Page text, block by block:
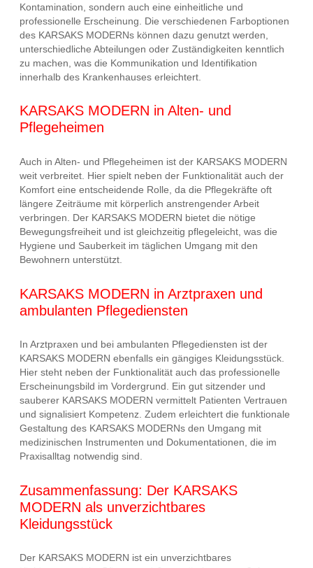
Kontamination, sondern auch eine einheitliche und
professionelle Erscheinung. Die verschiedenen Farboptionen
des KARSAKS MODERNs können dazu genutzt werden,
unterschiedliche Abteilungen oder Zuständigkeiten kenntlich
zu machen, was die Kommunikation und Identifikation
innerhalb des Krankenhauses erleichtert.
KARSAKS MODERN in Alten- und
Pflegeheimen
Auch in Alten- und Pflegeheimen ist der KARSAKS MODERN
weit verbreitet. Hier spielt neben der Funktionalität auch der
Komfort eine entscheidende Rolle, da die Pflegekräfte oft
längere Zeiträume mit körperlich anstrengender Arbeit
verbringen. Der KARSAKS MODERN bietet die nötige
Bewegungsfreiheit und ist gleichzeitig pflegeleicht, was die
Hygiene und Sauberkeit im täglichen Umgang mit den
Bewohnern unterstützt.
KARSAKS MODERN in Arztpraxen und
ambulanten Pflegediensten
In Arztpraxen und bei ambulanten Pflegediensten ist der
KARSAKS MODERN ebenfalls ein gängiges Kleidungsstück.
Hier steht neben der Funktionalität auch das professionelle
Erscheinungsbild im Vordergrund. Ein gut sitzender und
sauberer KARSAKS MODERN vermittelt Patienten Vertrauen
und signalisiert Kompetenz. Zudem erleichtert die funktionale
Gestaltung des KARSAKS MODERNs den Umgang mit
medizinischen Instrumenten und Dokumentationen, die im
Praxisalltag notwendig sind.
Zusammenfassung: Der KARSAKS
MODERN als unverzichtbares
Kleidungsstück
Der KARSAKS MODERN ist ein unverzichtbares